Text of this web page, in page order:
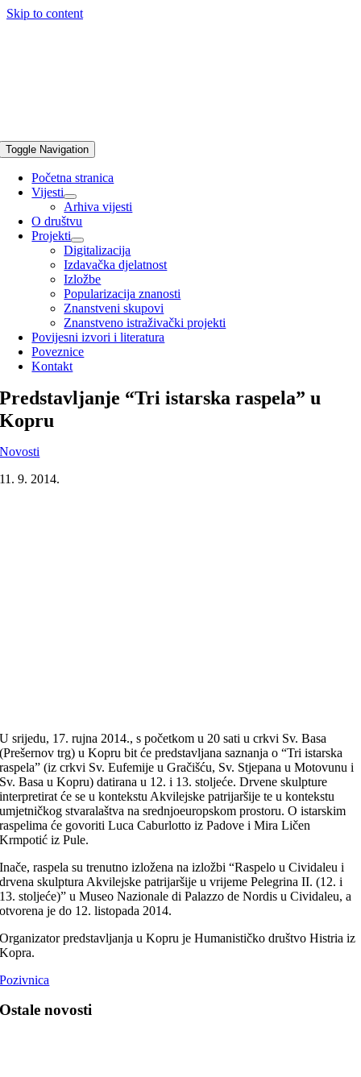
Skip to content
Toggle Navigation
Početna stranica
Vijesti
Arhiva vijesti
O društvu
Projekti
Digitalizacija
Izdavačka djelatnost
Izložbe
Popularizacija znanosti
Znanstveni skupovi
Znanstveno istraživački projekti
Povijesni izvori i literatura
Poveznice
Kontakt
Predstavljanje “Tri istarska raspela” u
Kopru
Novosti
11. 9. 2014.
U srijedu, 17. rujna 2014., s početkom u 20 sati u crkvi Sv. Basa
(Prešernov trg) u Kopru bit će predstavljana saznanja o “Tri istarska
raspela” (iz crkvi Sv. Eufemije u Gračišću, Sv. Stjepana u Motovunu i
Sv. Basa u Kopru) datirana u 12. i 13. stoljeće. Drvene skulpture
interpretirat će se u kontekstu Akvilejske patrijaršije te u kontekstu
umjetničkog stvaralaštva na srednjoeuropskom prostoru. O istarskim
raspelima će govoriti Luca Caburlotto iz Padove i Mira Ličen
Krmpotić iz Pule.
Inače, raspela su trenutno izložena na izložbi “Raspelo u Cividaleu i
drvena skulptura Akvilejske patrijaršije u vrijeme Pelegrina II. (12. i
13. stoljeće)” u Museo Nazionale di Palazzo de Nordis u Cividaleu, a
otvorena je do 12. listopada 2014.
Organizator predstavljanja u Kopru je Humanističko društvo Histria iz
Kopra.
Pozivnica
Ostale novosti